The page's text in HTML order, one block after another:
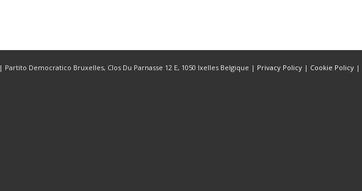
| Partito Democratico Bruxelles, Clos Du Parnasse 12 E, 1050 Ixelles Belgique | Privacy Policy | Cookie Policy |